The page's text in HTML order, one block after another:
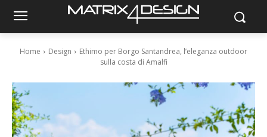
Home Design
Ethimo per Borgo Santandrea, l’eleganza outdoor
sulla costa di Amalfi